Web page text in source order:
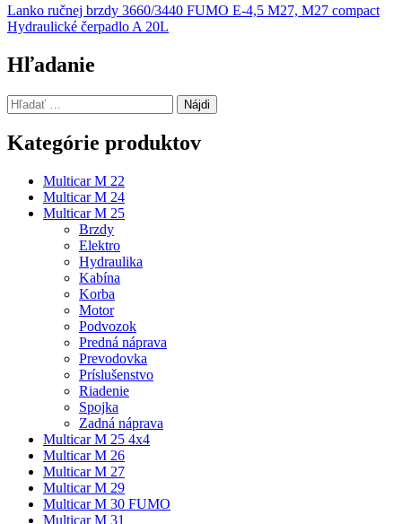
Navigácia
v
článku
Lanko ručnej brzdy 3660/3440 FUMO E-4,5 M27, M27 compact
Hydraulické čerpadlo A 20L
Hľadanie
Hľadať:
Kategórie produktov
Multicar M 22
Multicar M 24
Multicar M 25
Brzdy
Elektro
Hydraulika
Kabína
Korba
Motor
Podvozok
Predná náprava
Prevodovka
Príslušenstvo
Riadenie
Spojka
Zadná náprava
Multicar M 25 4x4
Multicar M 26
Multicar M 27
Multicar M 29
Multicar M 30 FUMO
Multicar M 31